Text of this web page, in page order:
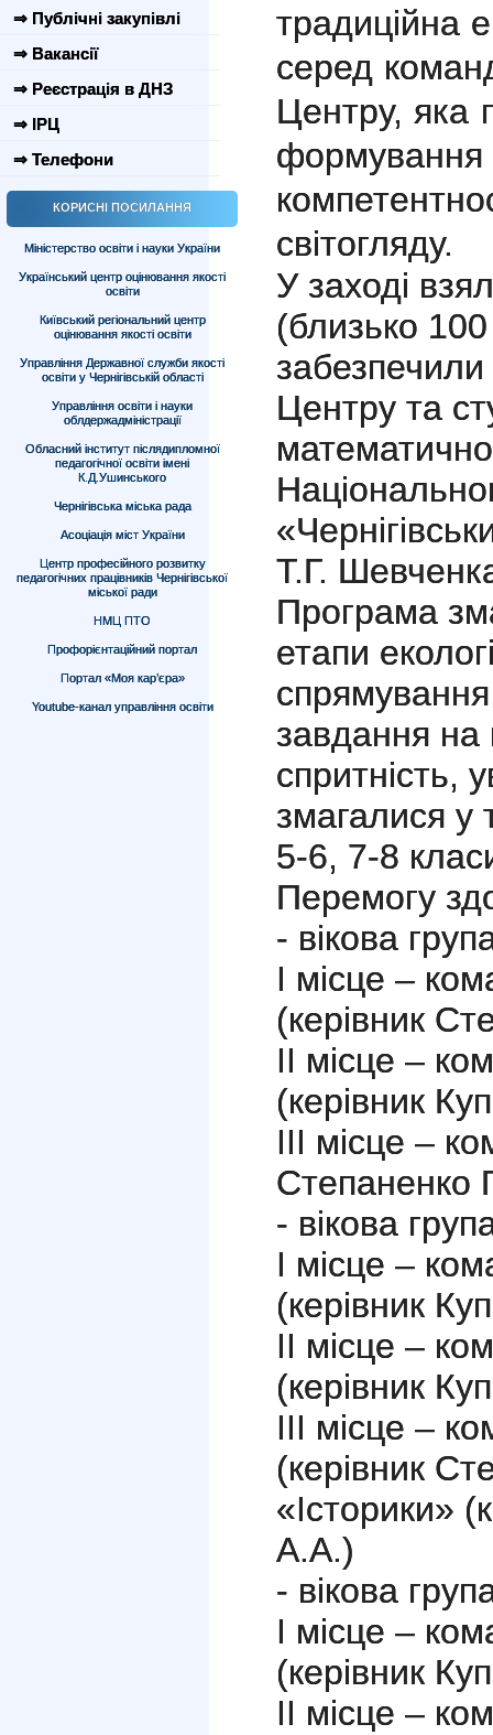
⇒ Публічні закупівлі
⇒ Вакансії
⇒ Реєстрація в ДНЗ
⇒ ІРЦ
⇒ Телефони
КОРИСНІ ПОСИЛАННЯ
Міністерство освіти і науки України
Український центр оцінювання якості
освіти
Київський регіональний центр
оцінювання якості освіти
Управління Державної служби якості
освіти у Чернігівській області
Управління освіти і науки
облдержадміністрації
Обласний інститут післядипломної
педагогічної освіти імені
К.Д.Ушинського
Чернігівська міська рада
Асоціація міст України
Центр професійного розвитку
педагогічних працівників Чернігівської
міської ради
НМЦ ПТО
Профорієнтаційний портал
Портал «Моя кар’єра»
Youtube-канал управління освіти
традиційна
серед
Центру, яка
формування
світогляду.
У заході
(близько
забезпечили
Центру та
Т.Г.
Програма
етапи
завдання на
спритність,
змагалися у
5-6, 7-8
Перемогу
- вікова
І місце –
(керівник
ІІ місце –
(керівник
ІІІ місце –
Степаненко
- вікова
І місце –
(керівник
ІІ місце –
(керівник
ІІІ місце –
(керівник
«Історики»
А.А.)
- вікова
І місце –
(керівник
ІІ місце –